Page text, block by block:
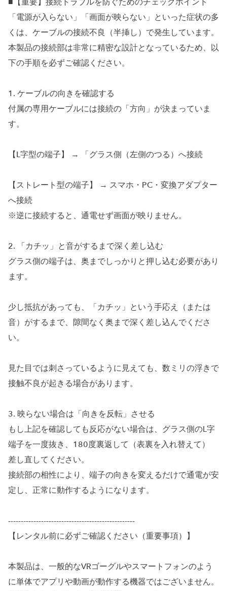
「電源が入らない」「画面が映らない」といった症状の多
くは、ケーブルの接続不良（半挿し）で発生しています。
本製品の接続部は非常に精密な設計となっているため、以
下の手順を必ずご確認ください。
1. ケーブルの向きを確認する
付属の専用ケーブルには接続の「方向」が決まっていま
す。
【L字型の端子】 → 「グラス側（左側のつる）へ接続
【ストレート型の端子】 → スマホ・PC・変換アダプター
へ接続
※逆に接続すると、通電せず画面が映りません。
2. 「カチッ」と音がするまで深く差し込む
グラス側の端子は、奥までしっかりと押し込む必要があり
ます。
少し抵抗があっても、「カチッ」という手応え（または
音）がするまで、隙間なく奥まで深く差し込んでくださ
い。
見た目では刺さっているように見えても、数ミリの浮きで
接触不良が起きる場合があります。
3. 映らない場合は「向きを反転」させる
もし上記を確認しても反応がない場合は、グラス側のL字
端子を一度抜き、180度裏返して（表裏を入れ替えて）
差し直してください。
接続部の相性により、端子の向きを変えるだけで通電が安
定し、正常に動作するようになります。
--------------------------------------------------
【レンタル前に必ずご確認ください（重要事項）】
本製品は、一般的なVRゴーグルやスマートフォンのよう
に単体でアプリや動画が動作する機器ではございません。